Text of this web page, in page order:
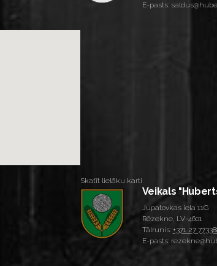
E-pasts:
Skatīt lielāku karti
Veikals
Jupatovkas iela 11G
Rēzekne, LV-4601
Tālrunis: +371 27
E-pasts: